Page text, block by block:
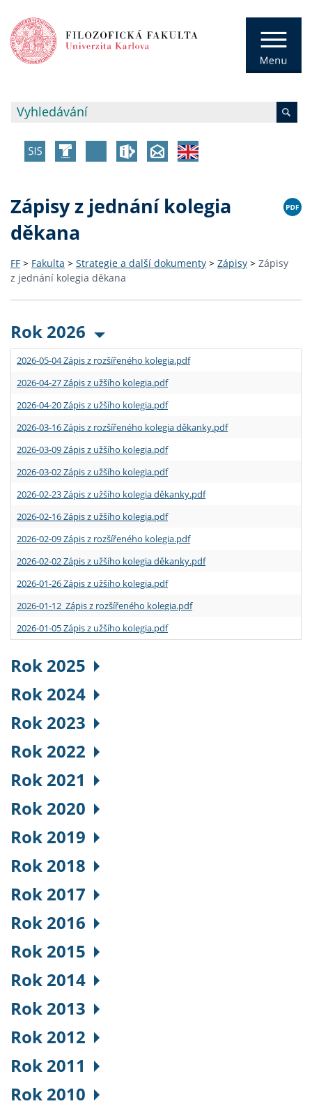
Zápisy z jednání kolegia
děkana
FF > Fakulta > Strategie a další dokumenty > Zápisy > Zápisy
z jednání kolegia děkana
Rok 2026
2026-05-04 Zápis z rozšířeného kolegia.pdf
2026-04-27 Zápis z užšího kolegia.pdf
2026-04-20 Zápis z užšího kolegia.pdf
2026-03-16 Zápis z rozšířeného kolegia děkanky.pdf
2026-03-09 Zápis z užšího kolegia.pdf
2026-03-02 Zápis z užšího kolegia.pdf
2026-02-23 Zápis z užšího kolegia děkanky.pdf
2026-02-16 Zápis z užšího kolegia.pdf
2026-02-09 Zápis z rozšířeného kolegia.pdf
2026-02-02 Zápis z užšího kolegia děkanky.pdf
2026-01-26 Zápis z užšího kolegia.pdf
2026-01-12 Zápis z rozšířeného kolegia.pdf
2026-01-05 Zápis z užšího kolegia.pdf
Rok 2025
Rok 2024
Rok 2023
Rok 2022
Rok 2021
Rok 2020
Rok 2019
Rok 2018
Rok 2017
Rok 2016
Rok 2015
Rok 2014
Rok 2013
Rok 2012
Rok 2011
Rok 2010